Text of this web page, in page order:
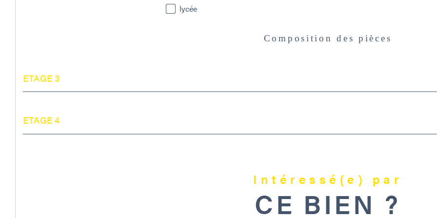
lycée
Composition des pièces
ETAGE 3
ETAGE 4
Intéressé(e) par
CE BIEN ?